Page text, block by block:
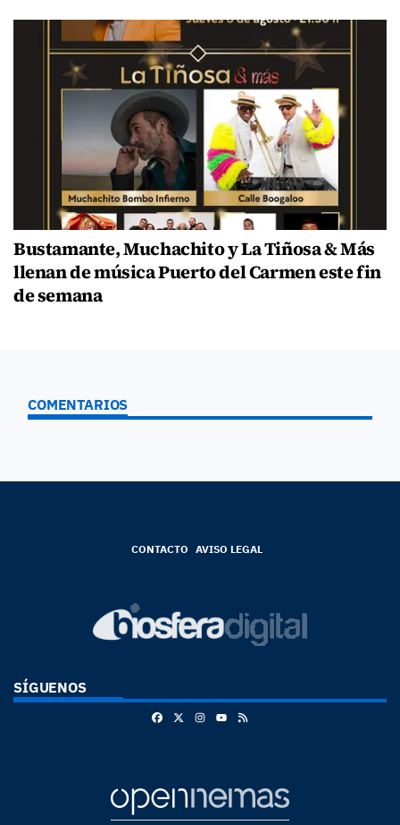
Bustamante, Muchachito y La Tiñosa & Más
llenan de música Puerto del Carmen este fin
de semana
COMENTARIOS
CONTACTO AVISO LEGAL
SÍGUENOS
FacebookInstagram